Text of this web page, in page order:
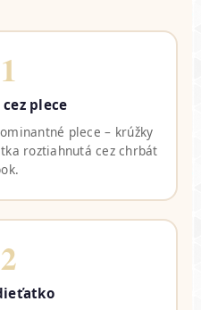
plece
plece – krúžky
roztiahnutá cez chrbát